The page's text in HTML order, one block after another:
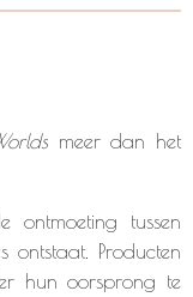
meer dan het
tussen
ontstaat. Producten
hun oorsprong te